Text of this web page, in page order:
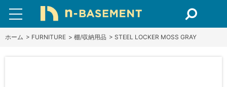
ホーム > FURNITURE > 棚/収納用品 > STEEL LOCKER MOSS GRAY